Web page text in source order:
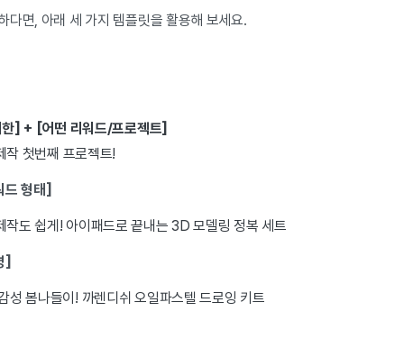
다면, 아래 세 가지 템플릿을 활용해 보세요.
] + [어떤 리워드/프로젝트]
작 첫번째 프로젝트!
형태]
작도 쉽게! 아이패드로 끝내는 3D 모델링 정복 세트
]
성 봄나들이! 까렌디쉬 오일파스텔 드로잉 키트